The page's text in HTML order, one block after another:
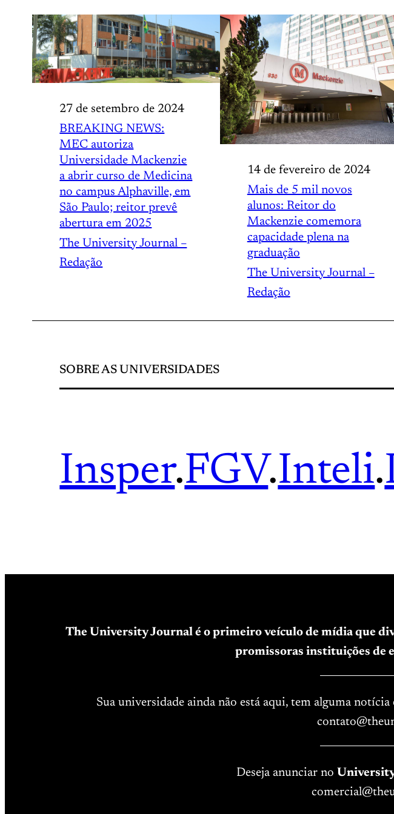
27 de setembro de 2024
BREAKING NEWS:
MEC autoriza
Universidade Mackenzie
a abrir curso de Medicina
no campus Alphaville, em
São Paulo; reitor prevê
abertura em 2025
The University Journal –
Redação
14 de fevereiro de 2024
Mais de 5 mil novos
alunos: Reitor do
Mackenzie comemora
capacidade plena na
graduação
The University Journal –
Redação
SOBRE AS UNIVERSIDADES
Insper.FGV.Inteli.
The University Journal é o primeiro veículo de mídia que
promissoras instituições de
Sua universidade ainda não está aqui, tem alguma
Deseja anunciar no